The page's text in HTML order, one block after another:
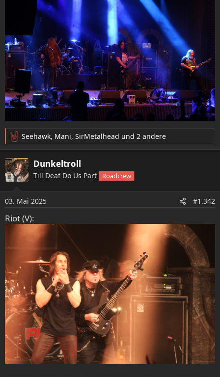
R
e
a
k
t
n
e
n
Seehawk, Mani, SirMetalhead und 2 andere
Dunkeltroll
Till Deaf Do Us Part Roadcrew
03. Mai 2025 #1.342
Riot (V):